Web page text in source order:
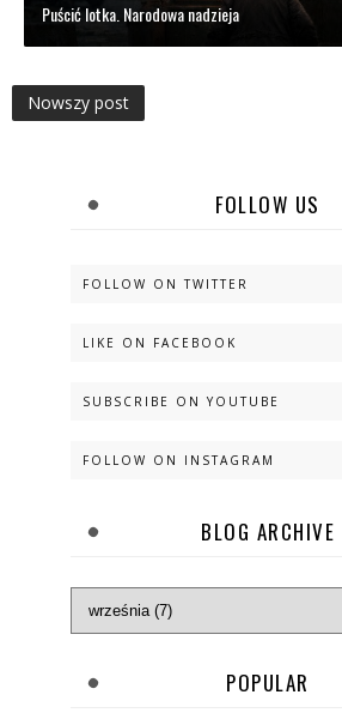
Puścić lotka. Narodowa nadzieja
Nowszy post
FOLLOW US
FOLLOW ON TWITTER
LIKE ON FACEBOOK
SUBSCRIBE ON YOUTUBE
FOLLOW ON INSTAGRAM
BLOG ARCHIVE
POPULAR